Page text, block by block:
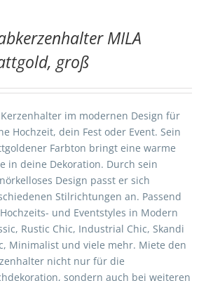
MILA
groß
im modernen Design für
Hochzeit, dein Fest oder Event. Sein
Farbton bringt eine warme
in deine Dekoration. Durch sein
Design passt er sich
Stilrichtungen an. Passend
und Eventstyles in Modern
Rustic Chic, Industrial Chic, Skandi
Minimalist und viele mehr. Miete den
nicht nur für die
sondern auch bei weiteren